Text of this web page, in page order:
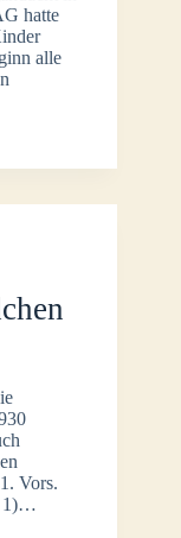
hatte
alle
Vors.
1)…